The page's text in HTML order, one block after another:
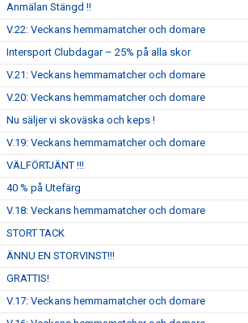
Anmälan Stängd !!
V.22: Veckans hemmamatcher och domare
Intersport Clubdagar – 25% på alla skor
V.21: Veckans hemmamatcher och domare
V.20: Veckans hemmamatcher och domare
Nu säljer vi skoväska och keps !
V.19: Veckans hemmamatcher och domare
VÄLFÖRTJÄNT !!!
40 % på Utefärg
V.18: Veckans hemmamatcher och domare
STORT TACK
ÄNNU EN STORVINST!!!
GRATTIS!
V.17: Veckans hemmamatcher och domare